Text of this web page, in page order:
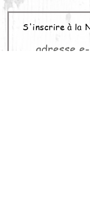
S'inscrire à la
adresse